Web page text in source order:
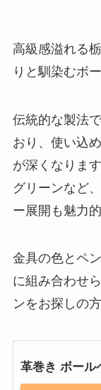
高級感溢れる
りと馴染むボ
伝統的な製法
おり、使い込
が深くなりま
グリーンなど
ー展開も魅力的
金具の色とペ
に組み合わせ
ンをお探しの
革巻き ボール